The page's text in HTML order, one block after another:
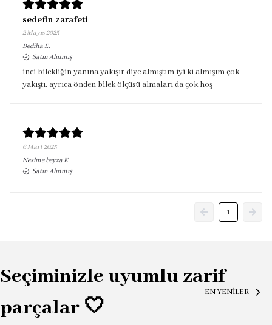
sedefin zarafeti
2 Mayıs 2025
BedihaE.
Satın Alınmış
inci bilekliğin yanına yakışır diye almıştım iyi ki almışım çok
yakıştı. ayrıca önden bilek ölçüsü almaları da çok hoş
6 Mart 2025
Nesime beyzaK.
Satın Alınmış
1
Seçiminizle uyumlu zarif
parçalar 🤍
EN YENİLER